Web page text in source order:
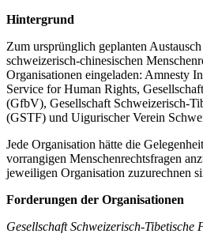
Hintergrund
Zum ursprünglich geplanten
schweizerisch-chinesischen
Organisationen eingeladen: Amnesty
Service for Human Rights,
(GfbV), Gesellschaft Schweizerisch-
(GSTF) und Uigurischer Verein
Jede Organisation hätte die
vorrangigen Menschenrechtsfragen
jeweiligen Organisation zuzurechnen
Forderungen der Organisationen
Gesellschaft Schweizerisch-Tibetische